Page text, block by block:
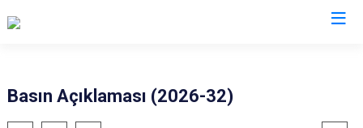
Basın Açıklaması (2026-32)